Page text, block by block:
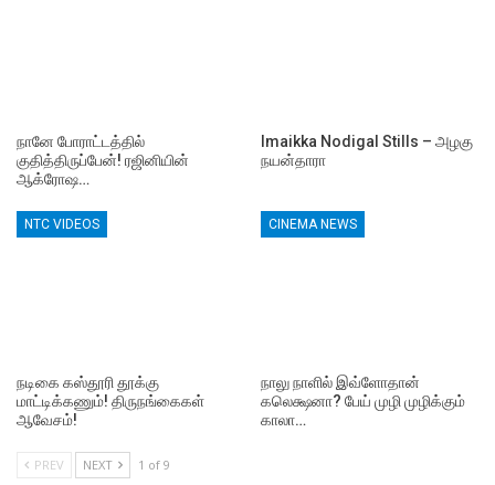
நானே போராட்டத்தில்
குதித்திருப்பேன்! ரஜினியின்
ஆக்ரோஷ…
Imaikka Nodigal Stills – அழகு
நயன்தாரா
NTC VIDEOS
நடிகை கஸ்தூரி தூக்கு
மாட்டிக்கணும்! திருநங்கைகள்
ஆவேசம்!
CINEMA NEWS
நாலு நாளில் இவ்ளோதான்
கலெக்ஷனா? பேய் முழி முழிக்கும்
காலா…
PREV NEXT 1 of 9